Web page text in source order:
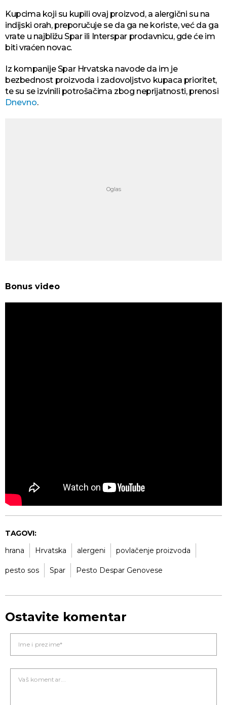
Kupcima koji su kupili ovaj proizvod, a alergični su na
indijski orah, preporučuje se da ga ne koriste, već da ga
vrate u najbližu Spar ili Interspar prodavnicu, gde će im
biti vraćen novac.
Iz kompanije Spar Hrvatska navode da im je
bezbednost proizvoda i zadovoljstvo kupaca prioritet,
te su se izvinili potrošačima zbog neprijatnosti, prenosi
Dnevno.
Bonus video
TAGOVI:
hrana
Hrvatska alergeni povlačenje proizvoda
pesto sos Spar Pesto Despar Genovese
Ostavite komentar